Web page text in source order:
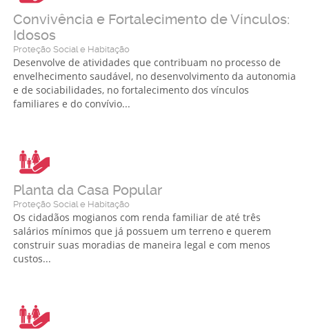
Convivência e Fortalecimento de Vínculos:
Idosos
Proteção Social e Habitação
Desenvolve de atividades que contribuam no processo de
envelhecimento saudável, no desenvolvimento da autonomia
e de sociabilidades, no fortalecimento dos vínculos
familiares e do convívio...
Planta da Casa Popular
Proteção Social e Habitação
Os cidadãos mogianos com renda familiar de até três
salários mínimos que já possuem um terreno e querem
construir suas moradias de maneira legal e com menos
custos...